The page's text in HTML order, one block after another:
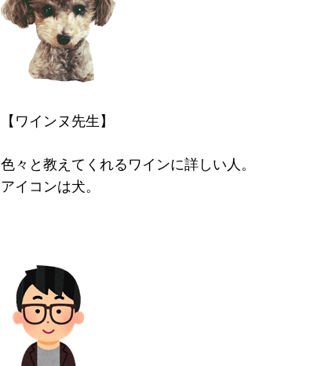
【ワインヌ先生】
色々と教えてくれるワインに詳しい人。
アイコンは犬。